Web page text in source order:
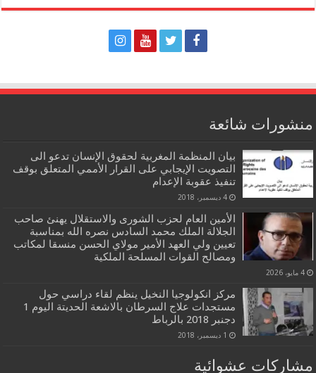
منشورات شائعة
بيان المنظمة المغربية لحقوق الإنسان تدعو الى
التصويت الإيجابي على القرار الأممي المتعلق بوقف
تنفيذ عقوبة الإعدام
4 ديسمبر، 2018
الأمين العام لحزب الشورى والاستقلال يهنئ صاحب
الجلالة الملك محمد السادس نصره الله بمناسبة
تعيين ولي العهد الأمير مولاي الحسن منسقا لمكاتب
ومصالح القوات المسلحة الملكية
4 مايو، 2026
مركز انكولوجيا النخيل ينظم لقاء دراسي حول
مستجدات علاج السرطان بالاشعة الحديتة اليوم 1
دجنبر 2018 بالرباط
1 ديسمبر، 2018
مشاركات عشوائية